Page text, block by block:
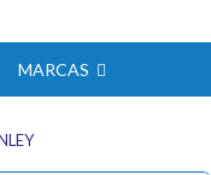
MARCAS